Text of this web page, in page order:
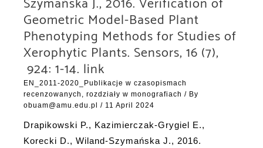
Szymańska J., 2016. Verification of
Geometric Model-Based Plant
Phenotyping Methods for Studies of
Xerophytic Plants. Sensors, 16 (7),
924: 1-14. link
EN_2011-2020_Publikacje w czasopismach
recenzowanych, rozdziały w monografiach / By
obuam@amu.edu.pl
/ 11 April 2024
Drapikowski P., Kazimierczak-Grygiel E.,
Korecki D., Wiland-Szymańska J., 2016.